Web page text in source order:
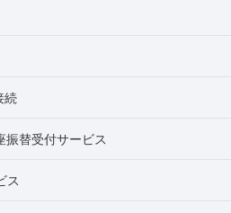
続
振替受付サービス
ス